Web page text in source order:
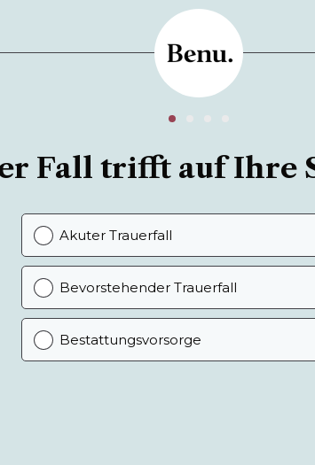
Fall trifft auf Ihre
Akuter Trauerfall
Bevorstehender Trauerfall
Bestattungsvorsorge